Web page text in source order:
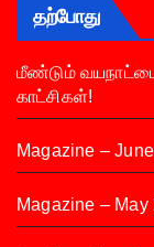
தற்போது
மீண்டும் வயநாட்டை
காட்சிகள்!
Magazine –
Magazine – May